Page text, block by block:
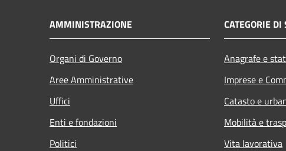
AMMINISTRAZIONE
Organi di Governo
Aree Amministrative
Uffici
Enti e fondazioni
Politici
CATEGORIE
Anagrafe e
Imprese e
Catasto e
Mobilità e
Vita lavorativa